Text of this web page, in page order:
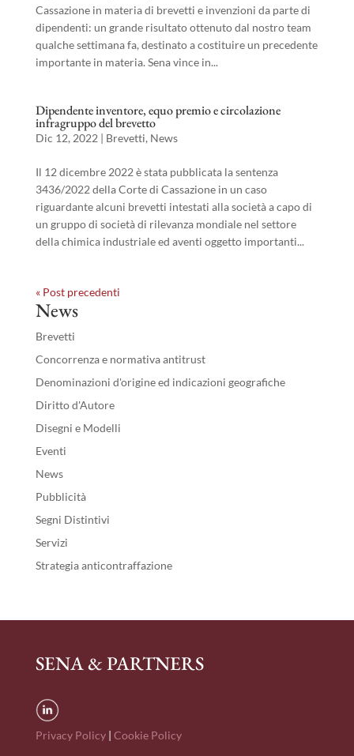
Cassazione in materia di brevetti e invenzioni da parte di
dipendenti: un grande risultato ottenuto dal nostro team
qualche settimana fa, destinato a costituire un precedente
importante in materia. Sena vince in...
Dipendente inventore, equo premio e circolazione
infragruppo del brevetto
Dic 12, 2022 | Brevetti, News
Il 12 dicembre 2022 è stata pubblicata la sentenza
3436/2022 della Corte di Cassazione in un caso
riguardante alcuni brevetti intestati alla società a capo di
un gruppo di società di rilevanza mondiale nel settore
della chimica industriale ed aventi oggetto importanti...
« Post precedenti
News
Brevetti
Concorrenza e normativa antitrust
Denominazioni d'origine ed indicazioni geografiche
Diritto d'Autore
Disegni e Modelli
Eventi
News
Pubblicità
Segni Distintivi
Servizi
Strategia anticontraffazione
SENA & PARTNERS
Privacy Policy| Cookie Policy